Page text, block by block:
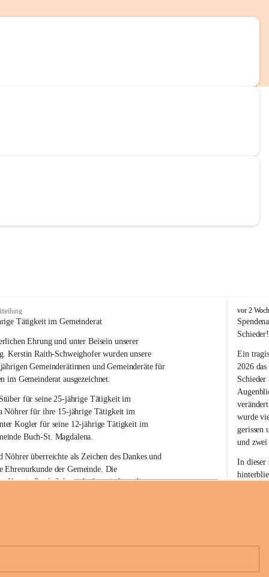
Tätigkeit im Gemeinderat
Ehrung und unter Beisein unserer
Kerstin Raith-Schweighofer wurden unsere
Gemeinderätinnen und Gemeinderäte für
im Gemeinderat ausgezeichnet.
für seine 25-jährige Tätigkeit im
Nöhrer für ihre 15-jährige Tätigkeit im
Kogler für seine 12-jährige Tätigkeit im
Buch-St. Magdalena.
Nöhrer überreichte als Zeichen des Dankes und
Ehrenurkunde der Gemeinde. Die
Kerstin Raith-Schweighofer würdigte die
+6
B
u
c
-
S
t
.
M
a
g
d
a
e
n
a
vor 2
Schieder!
Ein
2026
wurde
gerissen
und
In dieser